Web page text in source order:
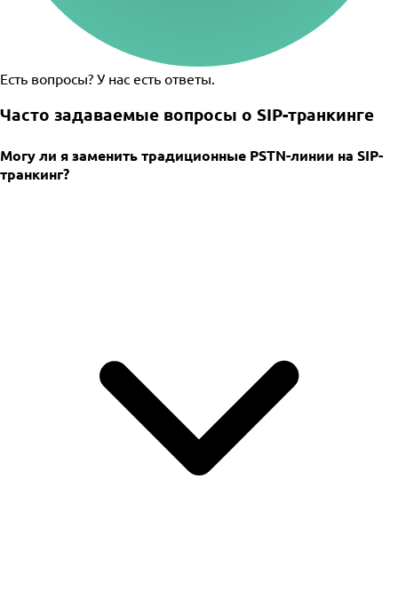
Есть вопросы? У нас есть ответы.
Часто задаваемые вопросы о SIP-транкинге
Могу ли я заменить традиционные PSTN-линии на SIP-
транкинг?